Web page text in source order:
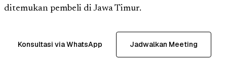
ditemukan pembeli di Jawa Timur.
Konsultasi via WhatsApp Jadwalkan Meeting